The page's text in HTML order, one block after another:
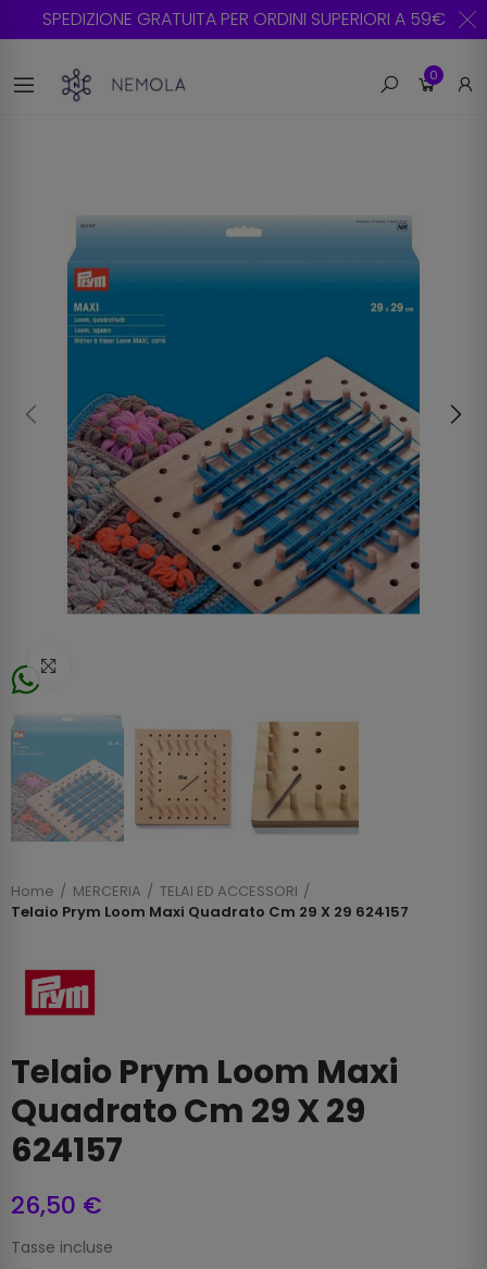
SPEDIZIONE GRATUITA PER ORDINI SUPERIORI A 59€
0
Home MERCERIA
TELAI ED ACCESSORI
Telaio Prym Loom Maxi Quadrato Cm 29 X 29 624157
Telaio Prym Loom Maxi
Quadrato Cm 29 X 29
624157
26,50 €
Tasse incluse